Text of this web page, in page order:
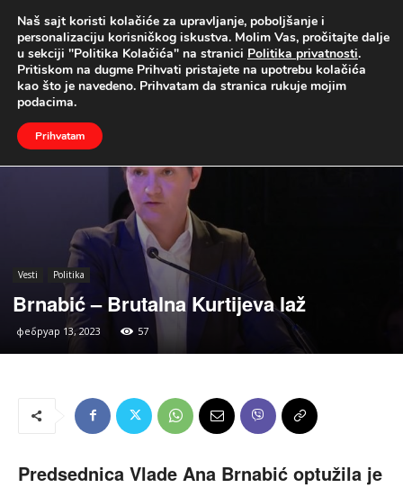
UŽIVO
Naslovna Vesti Politika
Vesti Politika
Brnabić – Brutalna Kurtijeva laž
фебруар 13, 2023 57
Predsednica Vlade Ana Brnabić optužila je
Naš sajt koristi kolačiće za upravljanje, poboljšanje i
personalizaciju korisničkog iskustva. Molim Vas, pročitajte dalje
u sekciji "Politika Kolačića" na stranici Politika privatnosti.
Pritiskom na dugme Prihvati pristajete na upotrebu kolačića
kao što je navedeno. Prihvatam da stranica rukuje mojim
podacima.
Prihvatam